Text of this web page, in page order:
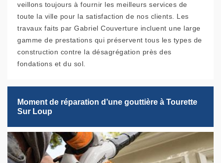
veillons toujours à fournir les meilleurs services de
toute la ville pour la satisfaction de nos clients. Les
travaux faits par Gabriel Couverture incluent une large
gamme de prestations qui préservent tous les types de
construction contre la désagrégation près des
fondations et du sol.
Moment de réparation d’une gouttière à Tourette
Sur Loup